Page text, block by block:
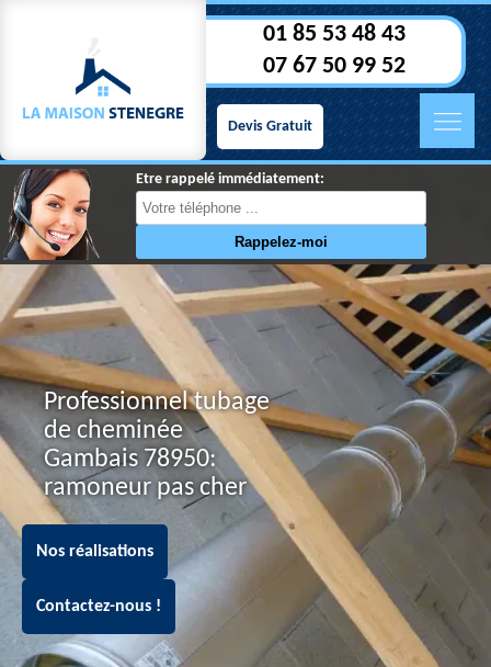
01 85 53 48 43
07 67 50 99 52
Devis Gratuit
Etre rappelé immédiatement:
Professionnel tubage
de cheminée
Gambais 78950:
ramoneur pas cher
Nos réalisations
Contactez-nous !